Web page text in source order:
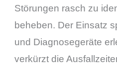
Störungen rasch zu
beheben. Der Einsatz
und Diagnosegeräte
verkürzt die